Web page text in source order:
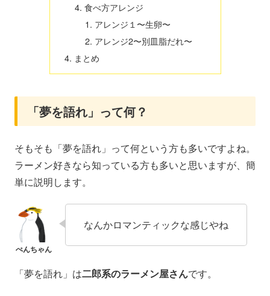
食べ方アレンジ
アレンジ１〜生卵〜
アレンジ2〜別皿脂だれ〜
まとめ
「夢を語れ」って何？
そもそも「夢を語れ」って何という方も多いですよね。
ラーメン好きなら知っている方も多いと思いますが、簡
単に説明します。
なんかロマンティックな感じやね
「夢を語れ」は二郎系のラーメン屋さんです。